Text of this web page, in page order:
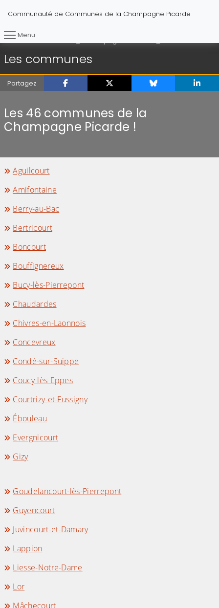
Communauté de Communes de la Champagne Picarde
Menu
Vous êtes ici :
Les communes
Partagez
Les 46 communes de la
Champagne Picarde !
Aguilcourt
Amifontaine
Berry-au-Bac
Bertricourt
Boncourt
Bouffignereux
Bucy-lès-Pierrepont
Chaudardes
Chivres-en-Laonnois
Concevreux
Condé-sur-Suippe
Coucy-lès-Eppes
Courtrizy-et-Fussigny
Ébouleau
Evergnicourt
Gizy
Goudelancourt-lès-Pierrepont
Guyencourt
Juvincourt-et-Damary
Lappion
Liesse-Notre-Dame
Lor
Mâchecourt